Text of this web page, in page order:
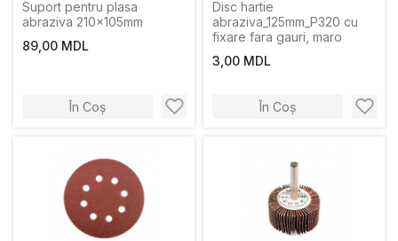
Suport pentru plasa
abraziva 210x105mm
89,00 MDL
În Coș
Disc hartie
abraziva_125mm_P320 cu
fixare fara gauri, maro
3,00 MDL
În Coș